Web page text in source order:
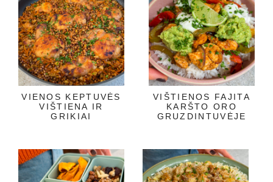
VIENOS KEPTUVĖS
VIŠTIENA IR
GRIKIAI
VIŠTIENOS FAJITA
KARŠTO ORO
GRUZDINTUVĖJE